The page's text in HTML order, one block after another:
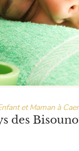
et Maman à
des